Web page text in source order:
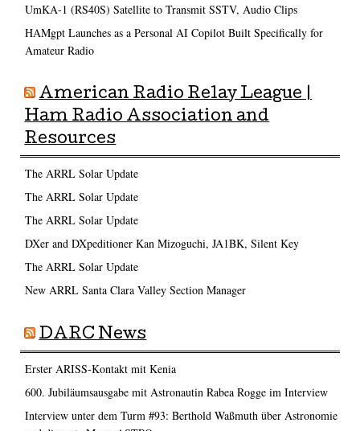
UmKA-1 (RS40S) Satellite to Transmit SSTV, Audio Clips
HAMgpt Launches as a Personal AI Copilot Built Specifically for
Amateur Radio
American Radio Relay League |
Ham Radio Association and
Resources
The ARRL Solar Update
The ARRL Solar Update
The ARRL Solar Update
DXer and DXpeditioner Kan Mizoguchi, JA1BK, Silent Key
The ARRL Solar Update
New ARRL Santa Clara Valley Section Manager
DARC News
Erster ARISS-Kontakt mit Kenia
600. Jubiläumsausgabe mit Astronautin Rabea Rogge im Interview
Interview unter dem Turm #93: Berthold Waßmuth über Astronomie